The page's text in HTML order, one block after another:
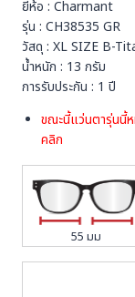
ยี่ห้อ : Charmant
รุ่น : CH38535 GR
วัสดุ : XL SIZE B-
น้ำหนัก : 13 กรัม
การรับประกัน : 1 ปี
ขณะนี้แว่นตารุ่นนี้
คลิก
55 มม